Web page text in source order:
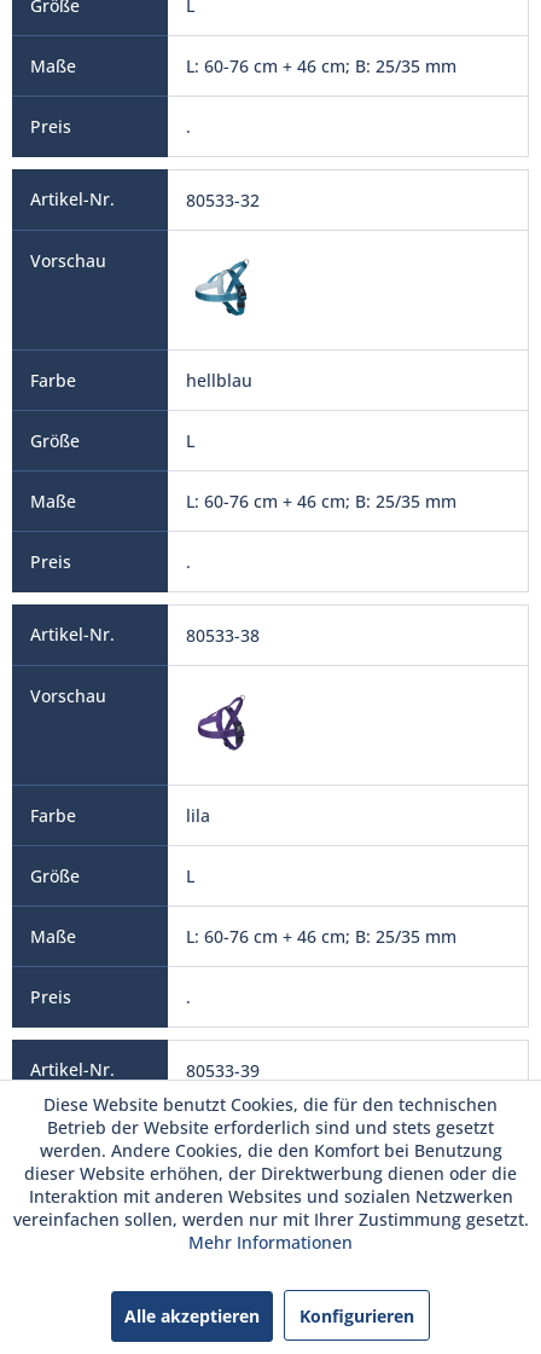
L
L: 60-76 cm + 46 cm; B: 25/35 mm
.
80533-32
hellblau
L
L: 60-76 cm + 46 cm; B: 25/35 mm
.
80533-38
lila
L
L: 60-76 cm + 46 cm; B: 25/35 mm
.
80533-39
neon grün
L
Diese Website benutzt Cookies, die für den technischen
Betrieb der Website erforderlich sind und stets gesetzt
werden. Andere Cookies, die den Komfort bei Benutzung
dieser Website erhöhen, der Direktwerbung dienen oder die
Interaktion mit anderen Websites und sozialen Netzwerken
vereinfachen sollen, werden nur mit Ihrer Zustimmung gesetzt.
Mehr Informationen
Alle akzeptieren Konfigurieren